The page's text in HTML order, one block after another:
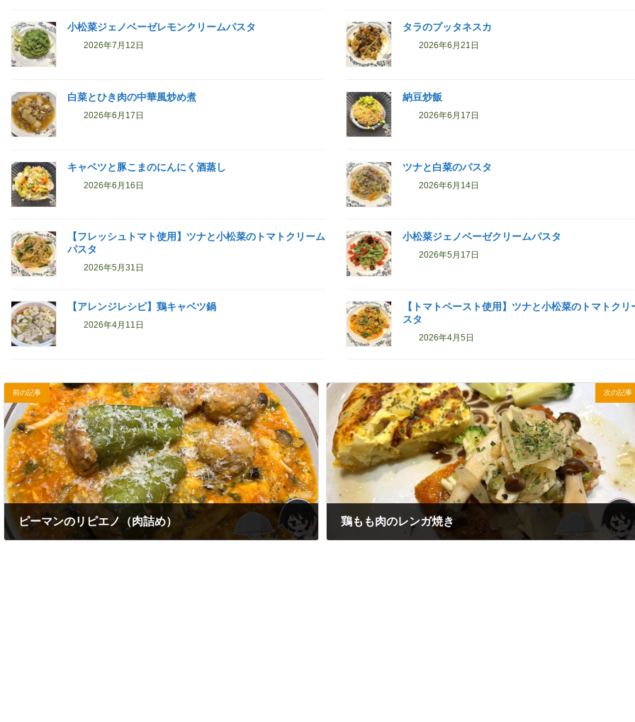
小松菜ジェノベーゼレモンクリームパスタ
2026年7月12日
タラのプッタネスカ
2026年6月21日
白菜とひき肉の中華風炒め煮
2026年6月17日
納豆炒飯
2026年6月17日
キャベツと豚こまのにんにく酒蒸し
2026年6月16日
ツナと白菜のパスタ
2026年6月14日
【フレッシュトマト使用】ツナと小松菜のトマトクリーム
パスタ
2026年5月31日
小松菜ジェノベーゼクリームパスタ
2026年5月17日
【アレンジレシピ】鶏キャベツ鍋
2026年4月11日
【トマトペースト使用】ツナと小松菜のトマトクリ
スタ
2026年4月5日
前の記事
ピーマンのリピエノ（肉詰め）
次の記事
鶏もも肉のレンガ焼き